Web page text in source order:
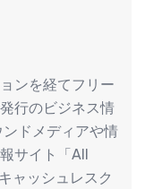
ンを経てフリー
行のビジネス情
ドメディアや情
サイト「All
ャッシュレスク